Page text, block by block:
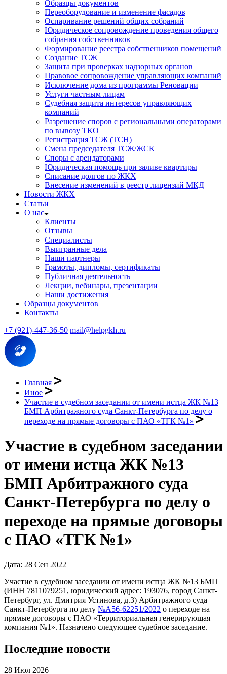
Образцы документов
Переоборудование и изменение фасадов
Оспаривание решений общих собраний
Юридическое сопровождение проведения общего
собрания собственников
Формирование реестра собственников помещений
Создание ТСЖ
Защита при проверках надзорных органов
Правовое сопровождение управляющих компаний
Исключение дома из программы Реновации
Услуги частным лицам
Судебная защита интересов управляющих
компаний
Разрешение споров с региональными операторами
по вывозу ТКО
Регистрация ТСЖ (ТСН)
Смена председателя ТСЖ/ЖСК
Споры с арендаторами
Юридическая помощь при заливе квартиры
Списание долгов по ЖКХ
Внесение изменений в реестр лицензий МКД
Новости ЖКХ
Статьи
О нас
Клиенты
Отзывы
Специалисты
Выигранные дела
Наши партнеры
Грамоты, дипломы, сертификаты
Публичная деятельность
Лекции, вебинары, презентации
Наши достижения
Образцы документов
Контакты
+7 (921)-447-36-50 mail@helpgkh.ru
Главная
Иное
Участие в судебном заседании от имени истца ЖК №13
БМП Арбитражного суда Санкт-Петербурга по делу о
переходе на прямые договоры с ПАО «ТГК №1»
Участие в судебном заседании
от имени истца ЖК №13
БМП Арбитражного суда
Санкт-Петербурга по делу о
переходе на прямые договоры
с ПАО «ТГК №1»
Дата: 28 Сен 2022
Участие в судебном заседании от имени истца ЖК №13 БМП
(ИНН 7811079251, юридический адрес: 193076, город Санкт-
Петербург, ул. Дмитрия Устинова, д.3) Арбитражного суда
Санкт-Петербурга по делу №А56-62251/2022 о переходе на
прямые договоры с ПАО «Территориальная генерирующая
компания №1». Назначено следующее судебное заседание.
Последние новости
28 Июл 2026